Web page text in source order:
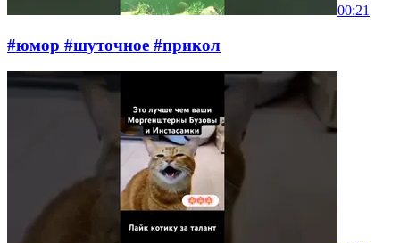
00:21
#юмор #шуточное #прикол